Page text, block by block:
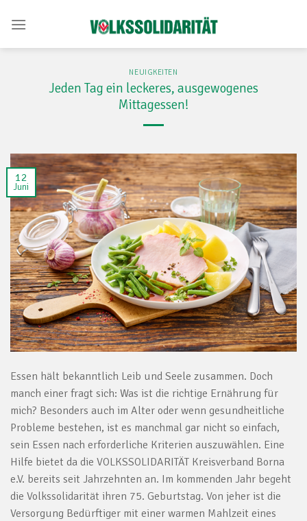
NEUIGKEITEN
Jeden Tag ein leckeres, ausgewogenes
Mittagessen!
12
Juni
Essen hält bekanntlich Leib und Seele zusammen. Doch
manch einer fragt sich: Was ist die richtige Ernährung für
mich? Besonders auch im Alter oder wenn gesundheitliche
Probleme bestehen, ist es manchmal gar nicht so einfach,
sein Essen nach erforderliche Kriterien auszuwählen. Eine
Hilfe bietet da die VOLKSSOLIDARITÄT Kreisverband Borna
e.V. bereits seit Jahrzehnten an. Im kommenden Jahr begeht
die Volkssolidarität ihren 75. Geburtstag. Von jeher ist die
Versorgung Bedürftiger mit einer warmen Mahlzeit eines